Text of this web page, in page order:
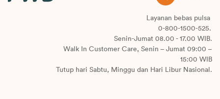
Layanan bebas pulsa
0-800-1500-525.
Senin-Jumat 08.00 - 17.00 WIB.
Walk In Customer Care, Senin – Jumat 09:00 –
15:00 WIB
Tutup hari Sabtu, Minggu dan Hari Libur Nasional.